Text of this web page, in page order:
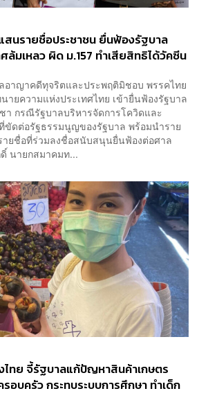
สนรายชื่อประชาชน ยื่นฟ้องรัฐบาล
ล้มเหลว ผิด ม.157 ทำเสียสิทธิได้วัคซีน
อาญาคดีทุจริตและประพฤติมิชอบ พรรคไทย
ายความแห่งประเทศไทย เข้ายื่นฟ้องรัฐบาล
า กรณีรัฐบาลบริหารจัดการโควิดและ
ดต่อรัฐธรรมนูญของรัฐบาล พร้อมนำราย
ายชื่อที่ร่วมลงชื่อสนับสนุนยื่นฟ้องต่อศาล
นายกสมาคมท...
ไทย จี้รัฐบาลแก้ปัญหาสินค้าเกษตร
อบครัว กระทบระบบการศึกษา ทำเด็ก